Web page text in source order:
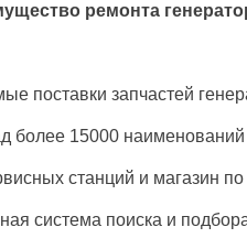
ремонта
поставки запчастей
более 15000 наименований
станций и магазин
система поиска и